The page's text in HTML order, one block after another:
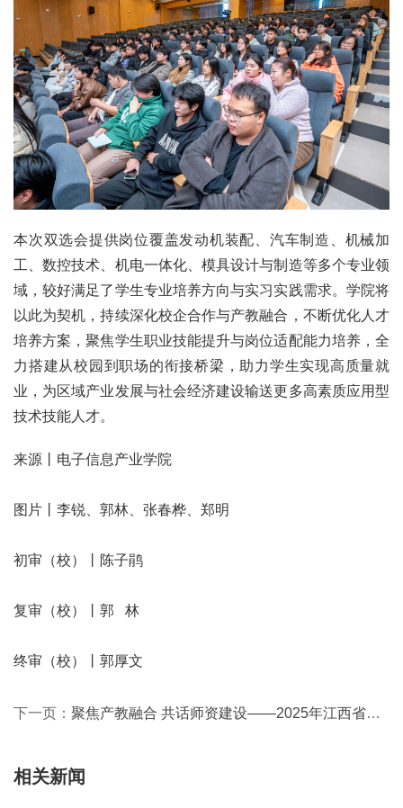
本次双选会提供岗位覆盖发动机装配、汽车制造、机械加
工、数控技术、机电一体化、模具设计与制造等多个专业领
域，较好满足了学生专业培养方向与实习实践需求。学院将
以此为契机，持续深化校企合作与产教融合，不断优化人才
培养方案，聚焦学生职业技能提升与岗位适配能力培养，全
力搭建从校园到职场的衔接桥梁，助力学生实现高质量就
业，为区域产业发展与社会经济建设输送更多高素质应用型
技术技能人才。
来源丨电子信息产业学院
图片丨李锐、郭林、张春桦、郑明
初审（校）丨陈子鹃
复审（校）丨郭   林
终审（校）丨郭厚文
下一页： 聚焦产教融合 共话师资建设——2025年江西省中高职院校师资培训班走进和君职业学院
相关新闻